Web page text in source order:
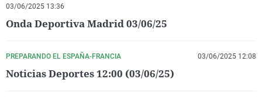
03/06/2025 13:36
Onda Deportiva Madrid 03/06/25
PREPARANDO EL ESPAÑA-FRANCIA 03/06/2025 12:08
Noticias Deportes 12:00 (03/06/25)